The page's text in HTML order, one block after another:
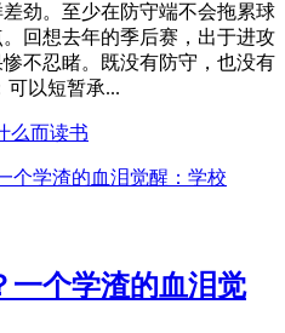
劲。至少在防守端不会拖累球
回想去年的季后赛，出于进攻
不忍睹。既没有防守，也没有
可以短暂承...
么而读书
一个学渣的血泪觉